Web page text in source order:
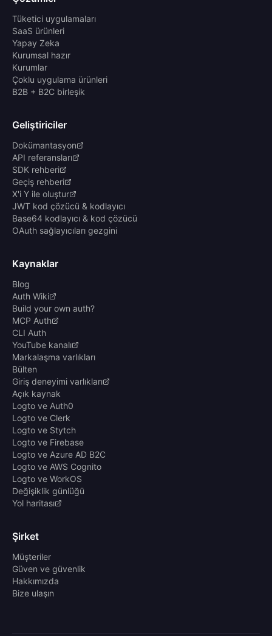
Tüketici uygulamaları
SaaS ürünleri
Yapay Zeka
Kurumsal hazır
Kurumlar
Çoklu uygulama ürünleri
B2B + B2C birleşik
Geliştiriciler
Dokümantasyon
API referansları
SDK rehberi
Geçiş rehberi
X'i Y ile oluştur
JWT kod çözücü & kodlayıcı
Base64 kodlayıcı & kod çözücü
OAuth sağlayıcıları gezgini
Kaynaklar
Blog
Auth Wiki
Build your own auth?
MCP Auth
CLI Auth
YouTube kanalı
Markalaşma varlıkları
Bülten
Giriş deneyimi varlıkları
Açık kaynak
Logto ve Auth0
Logto ve Clerk
Logto ve Stytch
Logto ve Firebase
Logto ve Azure AD B2C
Logto ve AWS Cognito
Logto ve WorkOS
Değişiklik günlüğü
Yol haritası
Şirket
Müşteriler
Güven ve güvenlik
Hakkımızda
Bize ulaşın